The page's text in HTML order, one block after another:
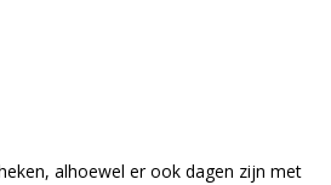
alhoewel er ook dagen zijn met